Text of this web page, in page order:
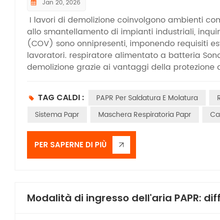
Jan 20, 2026
I lavori di demolizione coinvolgono ambienti
allo smantellamento di impianti industriali,
(COV) sono onnipresenti, imponendo requisiti
lavoratori. respiratore alimentato a batteria
demolizione grazie ai vantaggi della
aria attivamente attraverso un ventilatore
le operazioni ad alta intensità, ma previene
operazioni di demolizione generiche che
operazioni comportano comunemente la
polvere respirabile, in particolare particelle fini
all'aperto, come la demolizione di muri e
TAG CALDI : PAPR Per Saldatura E Molatura
Sistema Papr
Maschera Respiratoria Papr
PER SAPERNE DI PIÙ
Modalità di ingresso dell'aria PAPR: